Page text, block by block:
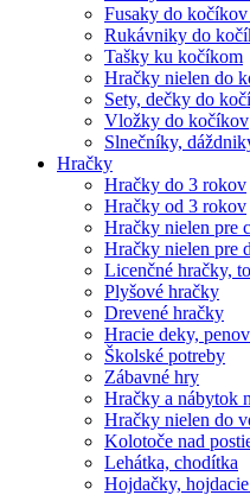
Fusaky do
Rukávniky do
Tašky ku kočíkom
Hračky nielen do
Sety, dečky do
Vložky do kočíkov
Slnečníky,
Hračky
Hračky do 3 rokov
Hračky od 3 rokov
Hračky nielen pre
Hračky nielen pre
Licenčné hračky,
Plyšové hračky
Drevené hračky
Hracie deky,
Školské potreby
Zábavné hry
Hračky a nábytok
Hračky nielen do
Kolotoče nad
Lehátka, chodítka
Hojdačky,